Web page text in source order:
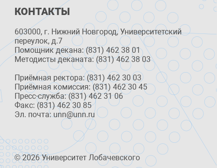
КОНТАКТЫ
603000, г. Нижний Новгород, Университетский
переулок, д.7
Помощник декана: (831) 462 38 01
Методисты деканата: (831) 462 38 03
Приёмная ректора: (831) 462 30 03
Приёмная комиссия: (831) 462 30 45
Пресс-служба: (831) 462 31 06
Факс: (831) 462 30 85
Эл. почта: unn@unn.ru
© 2026 Университет Лобачевского